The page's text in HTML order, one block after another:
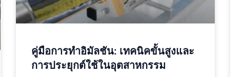
คู่มือการทำอิมัลชัน: เทคนิคขั้นสูงและ
การประยุกต์ใช้ในอุตสาหกรรม